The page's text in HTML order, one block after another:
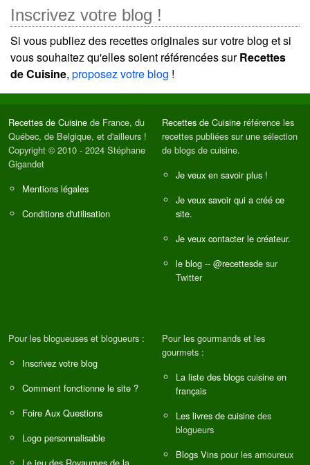
Inscrivez votre blog !
Si vous publiez des recettes originales sur votre blog et si
vous souhaitez qu'elles soient référencées surRecettes
de Cuisine, proposez votre blog !
Recettes de Cuisine de France, du
Québec, de Belgique, et d'ailleurs !
Copyright © 2010 - 2024 Stéphane
Gigandet
Mentions légales
Conditions d'utilisation
Recettes de Cuisine référence les
recettes publiées sur une sélection
de blogs de cuisine.
Je veux en savoir plus !
Je veux savoir qui a créé ce
site.
Je veux contacter le créateur.
le blog -- @recettesde sur
Twitter
Pour les blogueuses et blogueurs :
Inscrivez votre blog
Comment fonctionne le site ?
Foire Aux Questions
Logo personnalisable
Pour les gourmands et les
gourmets :
La liste des blogs cuisine en
français
Les livres de cuisine des
blogueurs
Blogs Vins pour les amoureux